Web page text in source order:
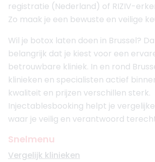
registratie (Nederland) of RIZIV-
Zo maak je een bewuste en veilige
Wil je botox laten doen in Brussel?
belangrijk dat je kiest voor een
betrouwbare kliniek. In en rond
klinieken en specialisten actief
kwaliteit en prijzen verschillen sterk.
Injectablesbooking helpt je
waar je veilig en verantwoord
Snelmenu
Vergelijk klinieken